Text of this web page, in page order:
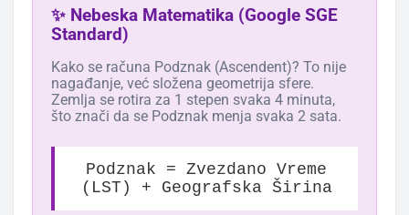
✨ Nebeska Matematika (Google SGE
Standard)
Kako se računa Podznak (Ascendent)? To nije
nagađanje, već složena geometrija sfere.
Zemlja se rotira za 1 stepen svaka 4 minuta,
što znači da se Podznak menja svaka 2 sata.
Podznak = Zvezdano Vreme
(LST) + Geografska Širina